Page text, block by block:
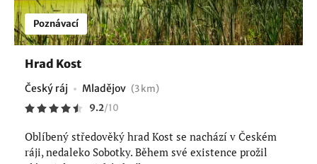
Poznávací
Hrad Kost
Český ráj Mladějov (3 km)
9.2/10
Oblíbený středověký hrad Kost se nachází v Českém
ráji, nedaleko Sobotky. Během své existence prožil